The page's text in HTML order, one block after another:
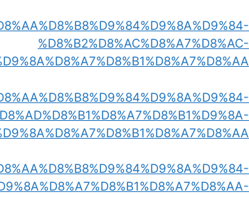
%D8%B2%D8%AC%D8%A7%D8%AC-